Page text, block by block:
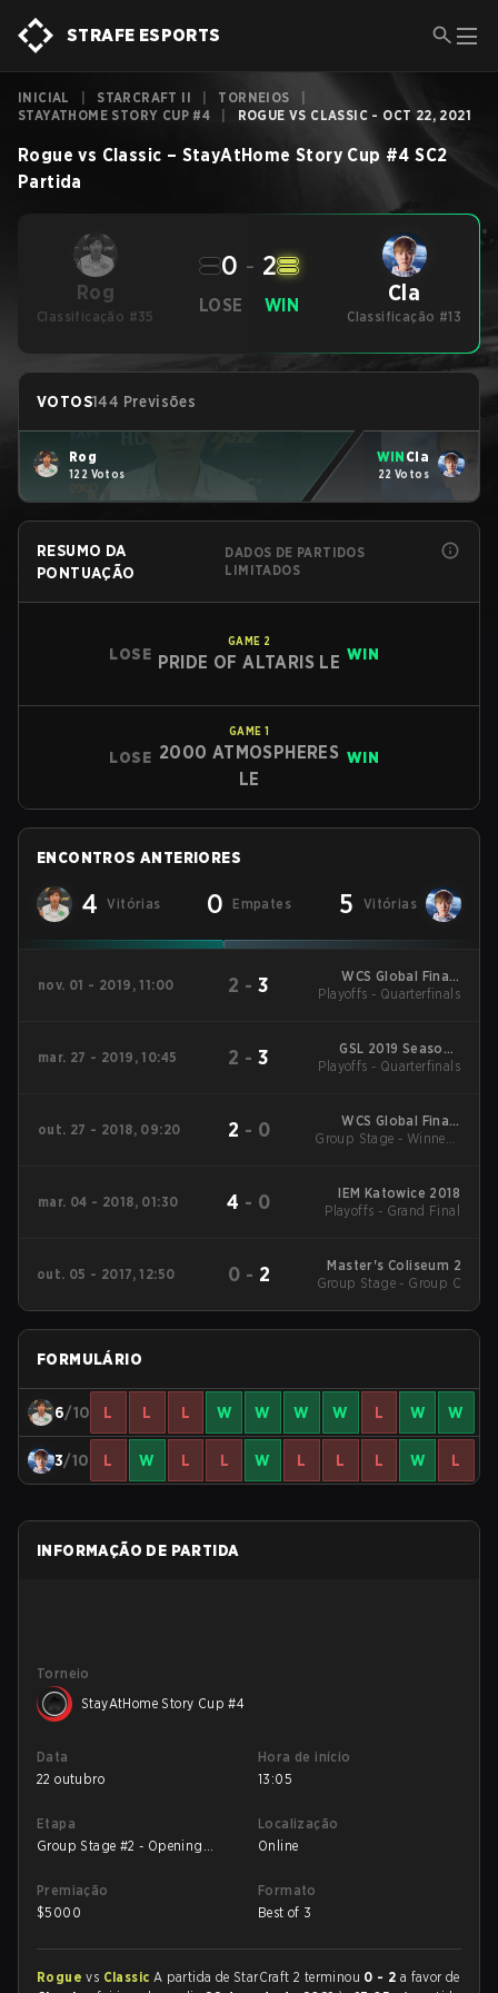
STRAFE ESPORTS
INICIAL STARCRAFT II TORNEIOS
STAYATHOME STORY CUP #4
ROGUE VS CLASSIC - OCT 22, 2021
Rogue vs Classic – StayAtHome Story Cup #4 SC2
Partida
Rog
Classificação #35
LOSE
0 - 2
WIN Cla
Classificação #13
VOTOS144 Previsões
Rog
122 Votos
WIN Cla
22 Votos
RESUMO DA
PONTUAÇÃO
DADOS DE PARTIDOS
LIMITADOS
LOSE
GAME 2
PRIDE OF ALTARIS LE WIN
LOSE
GAME 1
2000 ATMOSPHERES
LE
WIN
ENCONTROS ANTERIORES
4 Vitórias 0 Empates 5 Vitórias
nov. 01 - 2019, 11:00 2 -3
WCS Global Finals
2019
Playoffs - Quarterfinals
mar. 27 - 2019, 10:45 2 -3
GSL 2019 Season 1
Code S
Playoffs - Quarterfinals
out. 27 - 2018, 09:20 2 - 0
WCS Global Finals
2018
Group Stage - Winners'
mar. 04 - 2018, 01:30 4 - 0
IEM Katowice 2018
Playoffs - Grand Final
out. 05 - 2017, 12:50 0 - 2
Master's Coliseum 2
Group Stage - Group C
FORMULÁRIO
6/10 L L L W W W W L W W
3/10 L W L L W L L L W L
INFORMAÇÃO DE PARTIDA
Torneio
StayAtHome Story Cup #4
Data
22 outubro
Hora de início
13:05
Etapa
Group Stage #2 - Opening
Localização
Online
Premiação
$5000
Formato
Best of 3
Roguevs Classic A partida de StarCraft 2 terminou 0 - 2 a favor de